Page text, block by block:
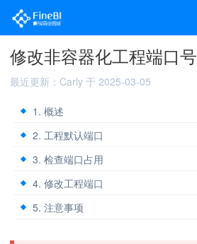
修改非容器化工程端口号
最近更新：Carly 于 2025-03-05
1. 概述
2. 工程默认端口
3. 检查端口占用
4. 修改工程端口
5. 注意事项